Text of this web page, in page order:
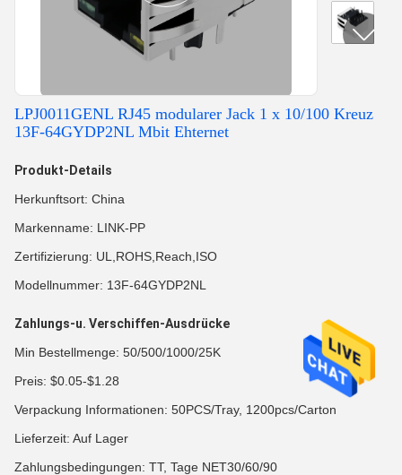
LPJ0011GENL RJ45 modularer Jack 1 x 10/100 Kreuz
13F-64GYDP2NL Mbit Ehternet
Produkt-Details
Herkunftsort: China
Markenname: LINK-PP
Zertifizierung: UL,ROHS,Reach,ISO
Modellnummer: 13F-64GYDP2NL
Zahlungs-u. Verschiffen-Ausdrücke
Min Bestellmenge: 50/500/1000/25K
Preis: $0.05-$1.28
Verpackung Informationen: 50PCS/Tray, 1200pcs/Carton
Lieferzeit: Auf Lager
Zahlungsbedingungen: TT, Tage NET30/60/90